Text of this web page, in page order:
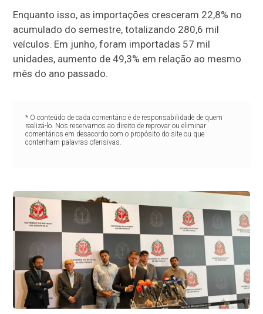
Enquanto isso, as importações cresceram 22,8% no
acumulado do semestre, totalizando 280,6 mil
veículos. Em junho, foram importadas 57 mil
unidades, aumento de 49,3% em relação ao mesmo
mês do ano passado.
* O conteúdo de cada comentário é de responsabilidade de quem
realizá-lo. Nos reservamos ao direito de reprovar ou eliminar
comentários em desacordo com o propósito do site ou que
contenham palavras ofensivas.